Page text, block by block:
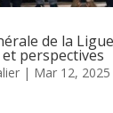
de la
et perspectives
| Mar 12, 2025